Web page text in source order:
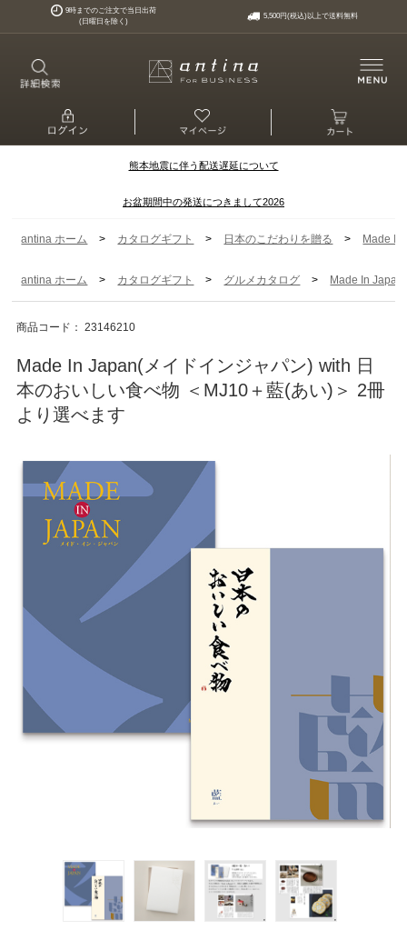
9時までのご注文で当日出荷
(日曜日を除く)
5,500円(税込)以上で送料無料
熊本地震に伴う配送遅延について
お盆期間中の発送につきまして2026
antina ホーム > カタログギフト > 日本のこだわりを贈る > Made In
antina ホーム > カタログギフト > グルメカタログ > Made In
商品コード： 23146210
Made In Japan(メイドインジャパン) with 日
本のおいしい食べ物 ＜MJ10＋藍(あい)＞ 2冊
より選べます